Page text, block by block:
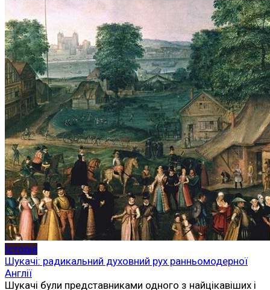
Історія
Шукачі: радикальний духовний рух ранньомодерної
Англії
Шукачі були представниками одного з найцікавіших і